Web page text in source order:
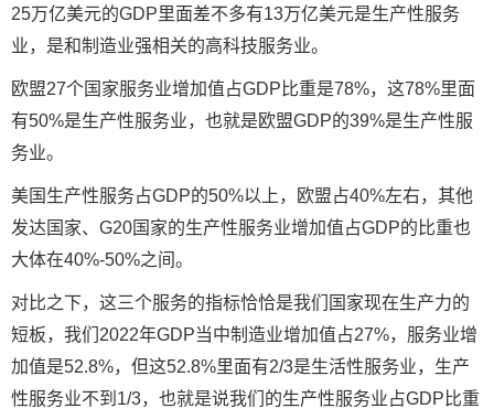
25万亿美元的GDP里面差不多有13万亿美元是生产性服务
业，是和制造业强相关的高科技服务业。
欧盟27个国家服务业增加值占GDP比重是78%，这78%里面
有50%是生产性服务业，也就是欧盟GDP的39%是生产性服
务业。
美国生产性服务占GDP的50%以上，欧盟占40%左右，其他
发达国家、G20国家的生产性服务业增加值占GDP的比重也
大体在40%-50%之间。
对比之下，这三个服务的指标恰恰是我们国家现在生产力的
短板，我们2022年GDP当中制造业增加值占27%，服务业增
加值是52.8%，但这52.8%里面有2/3是生活性服务业，生产
性服务业不到1/3，也就是说我们的生产性服务业占GDP比重